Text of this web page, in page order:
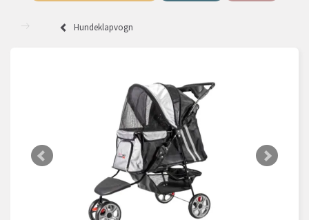
Hundeklapvogn